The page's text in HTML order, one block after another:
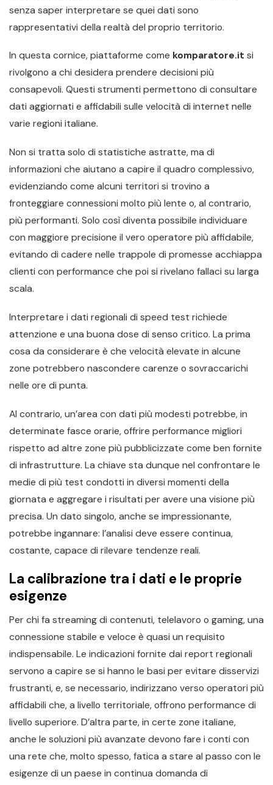
senza saper interpretare se quei dati sono
rappresentativi della realtà del proprio territorio.
In questa cornice, piattaforme come komparatore.it si
rivolgono a chi desidera prendere decisioni più
consapevoli. Questi strumenti permettono di consultare
dati aggiornati e affidabili sulle velocità di internet nelle
varie regioni italiane.
Non si tratta solo di statistiche astratte, ma di
informazioni che aiutano a capire il quadro complessivo,
evidenziando come alcuni territori si trovino a
fronteggiare connessioni molto più lente o, al contrario,
più performanti. Solo così diventa possibile individuare
con maggiore precisione il vero operatore più affidabile,
evitando di cadere nelle trappole di promesse acchiappa
clienti con performance che poi si rivelano fallaci su larga
scala.
Interpretare i dati regionali di speed test richiede
attenzione e una buona dose di senso critico. La prima
cosa da considerare è che velocità elevate in alcune
zone potrebbero nascondere carenze o sovraccarichi
nelle ore di punta.
Al contrario, un’area con dati più modesti potrebbe, in
determinate fasce orarie, offrire performance migliori
rispetto ad altre zone più pubblicizzate come ben fornite
di infrastrutture. La chiave sta dunque nel confrontare le
medie di più test condotti in diversi momenti della
giornata e aggregare i risultati per avere una visione più
precisa. Un dato singolo, anche se impressionante,
potrebbe ingannare: l’analisi deve essere continua,
costante, capace di rilevare tendenze reali.
La calibrazione tra i dati e le proprie
esigenze
Per chi fa streaming di contenuti, telelavoro o gaming, una
connessione stabile e veloce è quasi un requisito
indispensabile. Le indicazioni fornite dai report regionali
servono a capire se si hanno le basi per evitare disservizi
frustranti, e, se necessario, indirizzano verso operatori più
affidabili che, a livello territoriale, offrono performance di
livello superiore. D’altra parte, in certe zone italiane,
anche le soluzioni più avanzate devono fare i conti con
una rete che, molto spesso, fatica a stare al passo con le
esigenze di un paese in continua domanda di